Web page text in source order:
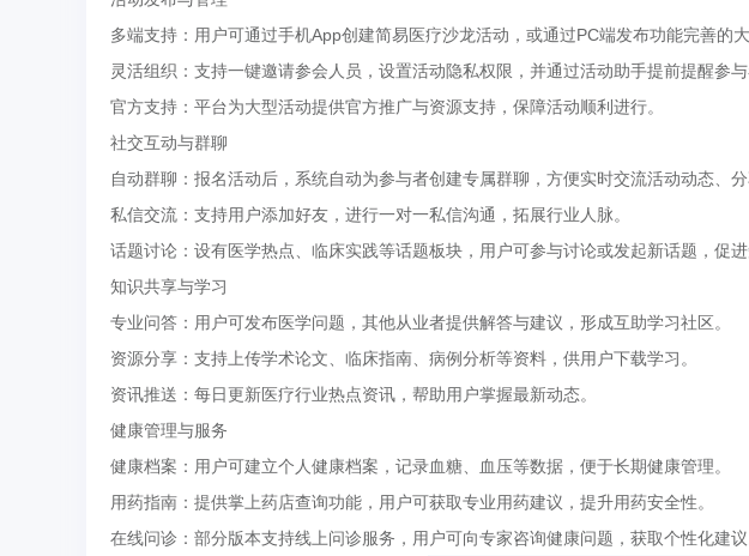
多端支持：用户可通过手机App创建简易医疗沙龙活动，或通过PC端发布功能完善的
灵活组织：支持一键邀请参会人员，设置活动隐私权限，并通过活动助手提前提醒参
官方支持：平台为大型活动提供官方推广与资源支持，保障活动顺利进行。
社交互动与群聊
自动群聊：报名活动后，系统自动为参与者创建专属群聊，方便实时交流活动动态、分
私信交流：支持用户添加好友，进行一对一私信沟通，拓展行业人脉。
话题讨论：设有医学热点、临床实践等话题板块，用户可参与讨论或发起新话题，促进
知识共享与学习
专业问答：用户可发布医学问题，其他从业者提供解答与建议，形成互助学习社区。
资源分享：支持上传学术论文、临床指南、病例分析等资料，供用户下载学习。
资讯推送：每日更新医疗行业热点资讯，帮助用户掌握最新动态。
健康管理与服务
健康档案：用户可建立个人健康档案，记录血糖、血压等数据，便于长期健康管理。
用药指南：提供掌上药店查询功能，用户可获取专业用药建议，提升用药安全性。
在线问诊：部分版本支持线上问诊服务，用户可向专家咨询健康问题，获取个性化建议